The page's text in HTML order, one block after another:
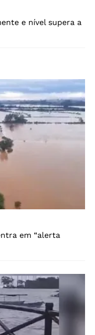
e nível supera a
em “alerta